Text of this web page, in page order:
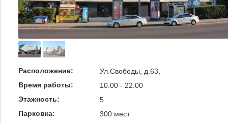
Расположение:
Ул.Свободы, д.63,
Время работы:
10.00 - 22.00
Этажность:
5
Парковка:
300 мест